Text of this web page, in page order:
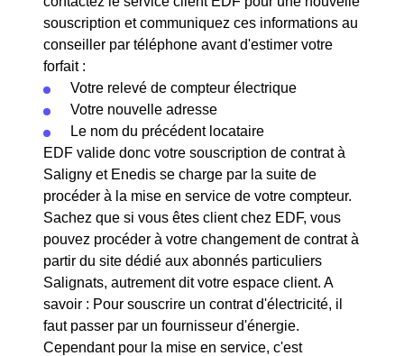
souscription et communiquez ces informations au
conseiller par téléphone avant d'estimer votre
forfait :
Votre relevé de compteur électrique
Votre nouvelle adresse
Le nom du précédent locataire
EDF valide donc votre souscription de contrat à
Saligny et Enedis se charge par la suite de
procéder à la mise en service de votre compteur.
Sachez que si vous êtes client chez EDF, vous
pouvez procéder à votre changement de contrat à
partir du site dédié aux abonnés particuliers
Salignats, autrement dit votre espace client. A
savoir : Pour souscrire un contrat d'électricité, il
faut passer par un fournisseur d'énergie.
Cependant pour la mise en service, c'est